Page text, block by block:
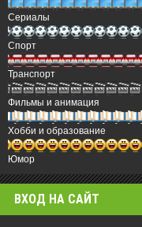
Сериалы
Спорт
Транспорт
Фильмы и анимация
Хобби и образование
Юмор
ВХОД НА САЙТ